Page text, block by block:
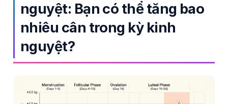
nguyệt: Bạn có thể tăng bao
nhiêu cân trong kỳ kinh
nguyệt?
සිංහල
অসমীয়া
Galego
Latviešu valoda